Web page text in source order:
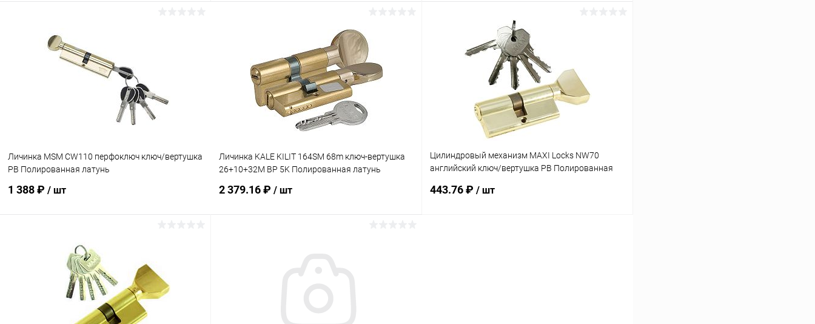
Купить в 1 клик
В наличии
В корзину
Купить в 1 клик Сравнение
В избранное В наличии
В корзину
Купить в 1 клик
В наличии
Личинка MSM CW110 перфоключ ключ/вертушка
PB Полированная латунь
1 388 ₽ / шт
Купить в 1 клик Сравнение
В наличии
Личинка KALE KILIT 164SM 68m ключ-вертушка
26+10+32M BP 5K Полированная латунь
2 379.16 ₽ / шт
Цилиндровый механизм MAXI Locks NW70
английский ключ/вертушка PB Полированная
443.76 ₽ / шт